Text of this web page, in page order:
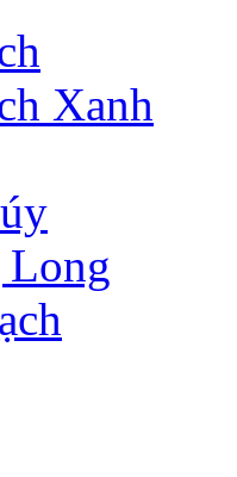
Xanh
Long